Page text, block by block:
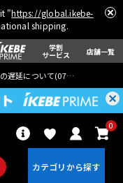
"https://global.ikebe-
shipping.
学割
サービス 店舗一覧
遅延について(07月29日
0